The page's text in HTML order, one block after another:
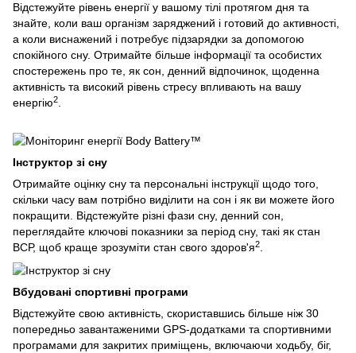
Відстежуйте рівень енергії у вашому тілі протягом дня та
знайте, коли ваш організм заряджений і готовий до активності,
а коли виснажений і потребує підзарядки за допомогою
спокійного сну. Отримайте більше інформації та особистих
спостережень про те, як сон, денний відпочинок, щоденна
активність та високий рівень стресу впливають на вашу
енергію2
Інструктор зі сну
Отримайте оцінку сну та персональні інструкції щодо того,
скільки часу вам потрібно виділити на сон і як ви можете його
покращити. Відстежуйте різні фази сну, денний сон,
переглядайте ключові показники за період сну, такі як стан
ВСР, щоб краще зрозуміти стан свого здоров'я2.
Вбудовані спортивні програми
Відстежуйте свою активність, скориставшись більше ніж 30
попередньо завантаженими GPS-додатками та спортивними
програмами для закритих приміщень, включаючи ходьбу, біг,